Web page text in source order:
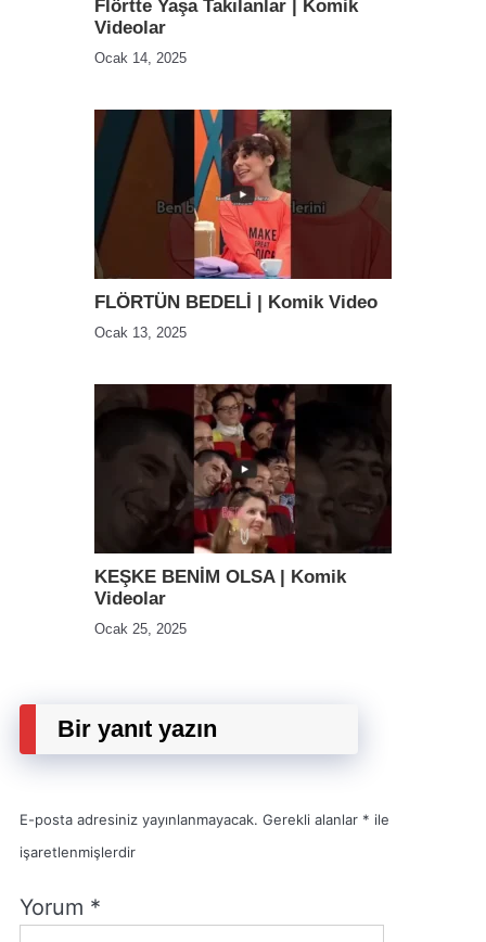
Flörtte Yaşa Takılanlar | Komik
Videolar
Ocak 14, 2025
FLÖRTÜN BEDELİ | Komik Video
Ocak 13, 2025
KEŞKE BENİM OLSA | Komik
Videolar
Ocak 25, 2025
Bir yanıt yazın
E-posta adresiniz yayınlanmayacak. Gerekli alanlar * ile
işaretlenmişlerdir
Yorum *